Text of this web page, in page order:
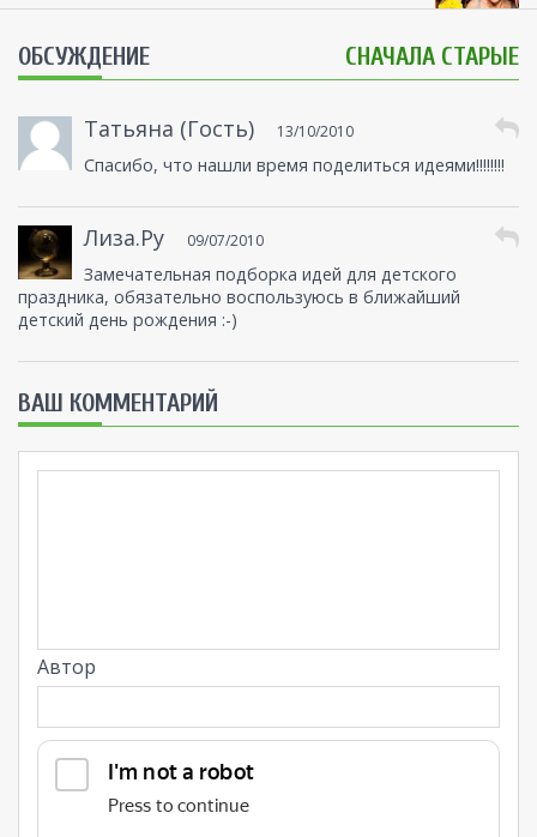
ОБСУЖДЕНИЕ СНАЧАЛА СТАРЫЕ
Татьяна (Гость) 13/10/2010
Спасибо, что нашли время поделиться идеями!!!!!!!!
Лиза.Ру 09/07/2010
Замечательная подборка идей для детского
праздника, обязательно воспользуюсь в ближайший
детский день рождения :-)
ВАШ КОММЕНТАРИЙ
Автор